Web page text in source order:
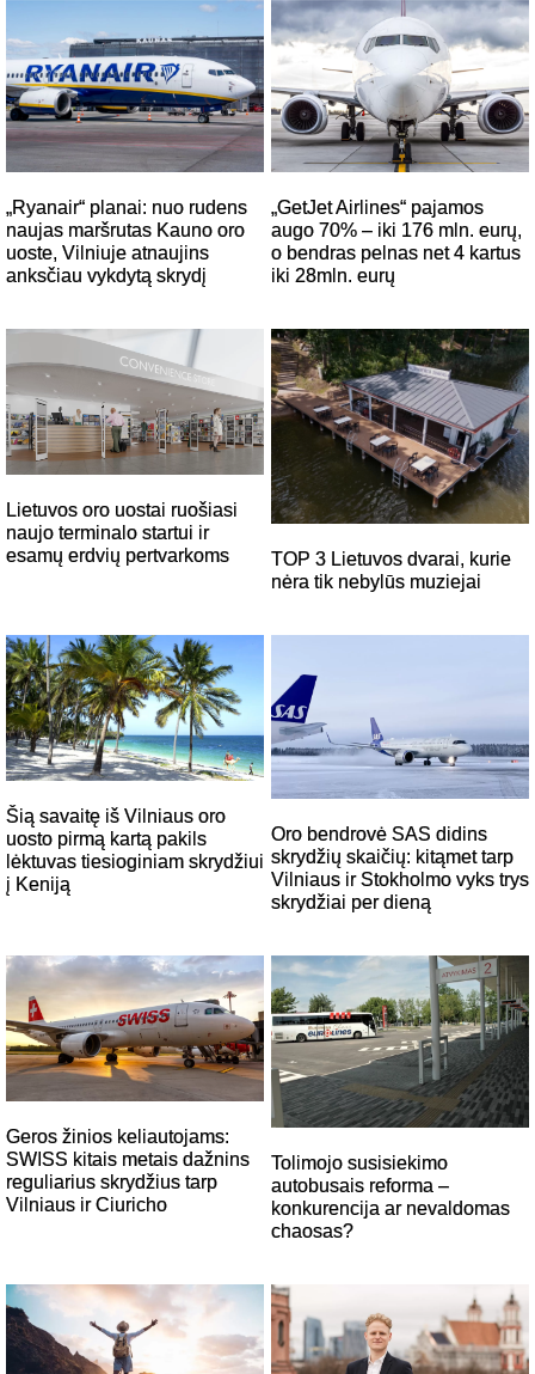
„Ryanair“ planai: nuo rudens
naujas maršrutas Kauno oro
uoste, Vilniuje atnaujins
anksčiau vykdytą skrydį
„GetJet Airlines“ pajamos
augo 70% – iki 176 mln. eurų,
o bendras pelnas net 4 kartus
iki 28mln. eurų
Lietuvos oro uostai ruošiasi
naujo terminalo startui ir
esamų erdvių pertvarkoms
TOP 3 Lietuvos dvarai, kurie
nėra tik nebylūs muziejai
Šią savaitę iš Vilniaus oro
uosto pirmą kartą pakils
lėktuvas tiesioginiam skrydžiui
į Keniją
Oro bendrovė SAS didins
skrydžių skaičių: kitąmet tarp
Vilniaus ir Stokholmo vyks trys
skrydžiai per dieną
Geros žinios keliautojams:
SWISS kitais metais dažnins
reguliarius skrydžius tarp
Vilniaus ir Ciuricho
Tolimojo susisiekimo
autobusais reforma –
konkurencija ar nevaldomas
chaosas?